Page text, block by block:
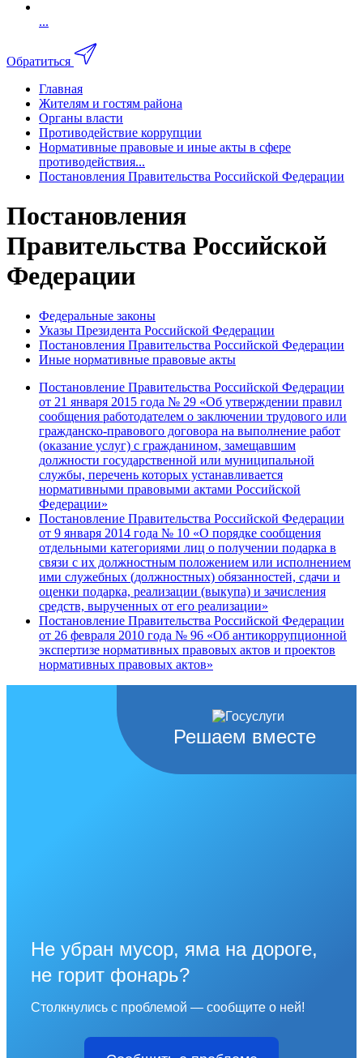
...
Обратиться
Главная
Жителям и гостям района
Органы власти
Противодействие коррупции
Нормативные правовые и иные акты в сфере
противодействия...
Постановления Правительства Российской Федерации
Постановления
Правительства Российской
Федерации
Федеральные законы
Указы Президента Российской Федерации
Постановления Правительства Российской Федерации
Иные нормативные правовые акты
Постановление Правительства Российской Федерации
от 21 января 2015 года № 29 «Об утверждении правил
сообщения работодателем о заключении трудового или
гражданско-правового договора на выполнение работ
(оказание услуг) с гражданином, замещавшим
должности государственной или муниципальной
службы, перечень которых устанавливается
нормативными правовыми актами Российской
Федерации»
Постановление Правительства Российской Федерации
от 9 января 2014 года № 10 «О порядке сообщения
отдельными категориями лиц о получении подарка в
связи с их должностным положением или исполнением
ими служебных (должностных) обязанностей, сдачи и
оценки подарка, реализации (выкупа) и зачисления
средств, вырученных от его реализации»
Постановление Правительства Российской Федерации
от 26 февраля 2010 года № 96 «Об антикоррупционной
экспертизе нормативных правовых актов и проектов
нормативных правовых актов»
Решаем вместе
Не убран мусор, яма на дороге,
не горит фонарь?
Столкнулись с проблемой — сообщите о ней!